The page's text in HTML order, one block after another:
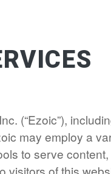
(“Ezoic”),
may employ a
to serve
visitors of this